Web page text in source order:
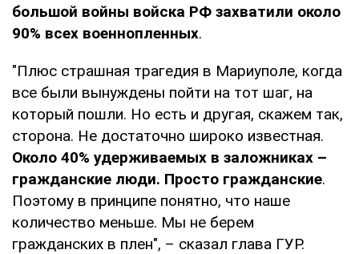
большой войны войска РФ захватили около
90% всех военнопленных.
"Плюс страшная трагедия в Мариуполе, когда
все были вынуждены пойти на тот шаг, на
который пошли. Но есть и другая, скажем так,
сторона. Не достаточно широко известная.
Около 40% удерживаемых в заложниках –
гражданские люди. Просто гражданские.
Поэтому в принципе понятно, что наше
количество меньше. Мы не берем
гражданских в плен", – сказал глава ГУР.